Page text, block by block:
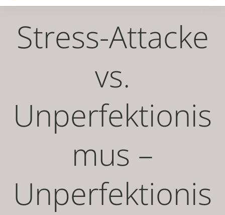
Stress-Attacke
vs.
Unperfektionis
mus –
Unperfektionis